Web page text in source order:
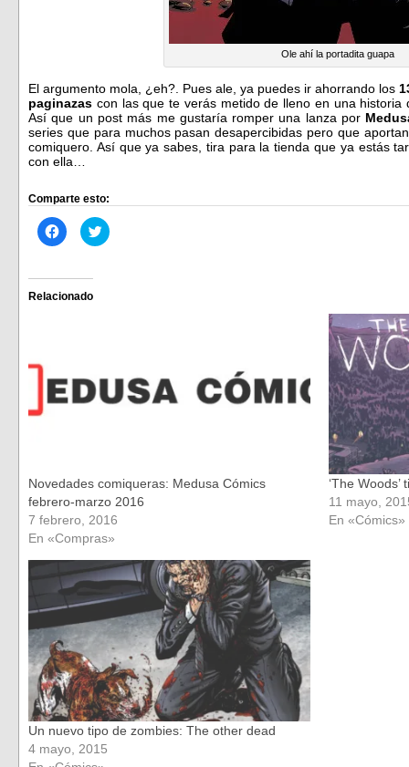
Ole ahí la portadita guapa
El argumento mola, ¿eh?. Pues ale, ya puedes ir ahorrando los
paginazas con las que te verás metido de lleno en una
Así que un post más me gustaría romper una lanza por
series que para muchos pasan desapercibidas pero que
comiquero. Así que ya sabes, tira para la tienda que ya estás
con ella…
Comparte esto:
Haz
clic
Facebook
(Se
abre
Haz
clic
Relacionado
Novedades comiqueras: Medusa Cómics
febrero-marzo 2016
7 febrero, 2016
En «Compras»
‘The
11 mayo,
En «Cómics»
Un nuevo tipo de zombies: The other dead
4 mayo, 2015